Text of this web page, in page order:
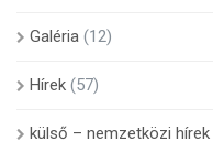
Galéria (12)
Hírek (57)
külső – nemzetközi hírek